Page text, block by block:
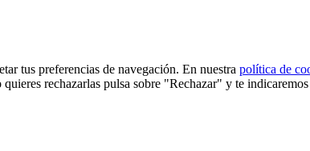
tus preferencias de navegación. En nuestra política de
rechazarlas pulsa sobre "Rechazar" y te